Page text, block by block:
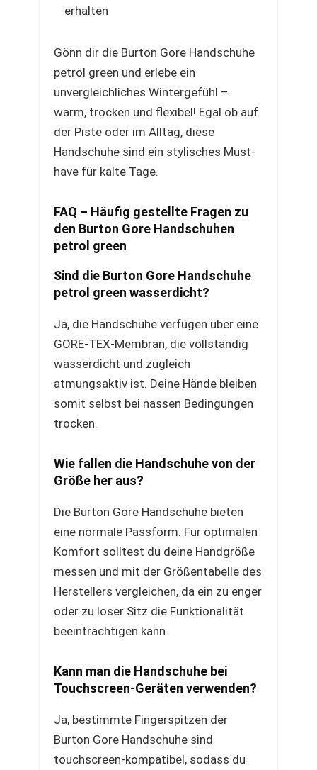
erhalten
Gönn dir die Burton Gore Handschuhe
petrol green und erlebe ein
unvergleichliches Wintergefühl –
warm, trocken und flexibel! Egal ob auf
der Piste oder im Alltag, diese
Handschuhe sind ein stylisches Must-
have für kalte Tage.
FAQ – Häufig gestellte Fragen zu
den Burton Gore Handschuhen
petrol green
Sind die Burton Gore Handschuhe
petrol green wasserdicht?
Ja, die Handschuhe verfügen über eine
GORE-TEX-Membran, die vollständig
wasserdicht und zugleich
atmungsaktiv ist. Deine Hände bleiben
somit selbst bei nassen Bedingungen
trocken.
Wie fallen die Handschuhe von der
Größe her aus?
Die Burton Gore Handschuhe bieten
eine normale Passform. Für optimalen
Komfort solltest du deine Handgröße
messen und mit der Größentabelle des
Herstellers vergleichen, da ein zu enger
oder zu loser Sitz die Funktionalität
beeinträchtigen kann.
Kann man die Handschuhe bei
Touchscreen-Geräten verwenden?
Ja, bestimmte Fingerspitzen der
Burton Gore Handschuhe sind
touchscreen-kompatibel, sodass du